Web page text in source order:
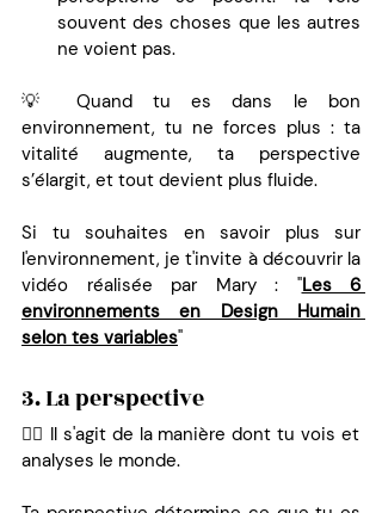
souvent des choses que les autres
ne voient pas.
💡 Quand tu es dans le bon
environnement, tu ne forces plus : ta
vitalité augmente, ta perspective
s’élargit, et tout devient plus fluide.
Si tu souhaites en savoir plus sur
l'environnement, je t'invite à découvrir la
vidéo réalisée par Mary : "Les 6
environnements en Design Humain
selon tes variables"
3. La perspective
👉🏼 Il s'agit de la manière dont tu vois et
analyses le monde.